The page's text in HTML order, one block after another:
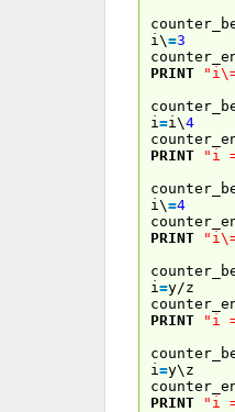
i\=3
PRINT
i =i\4
PRINT
"i
i\=4
PRINT
i =y/z
PRINT
"i
i =y\z
PRINT
"i